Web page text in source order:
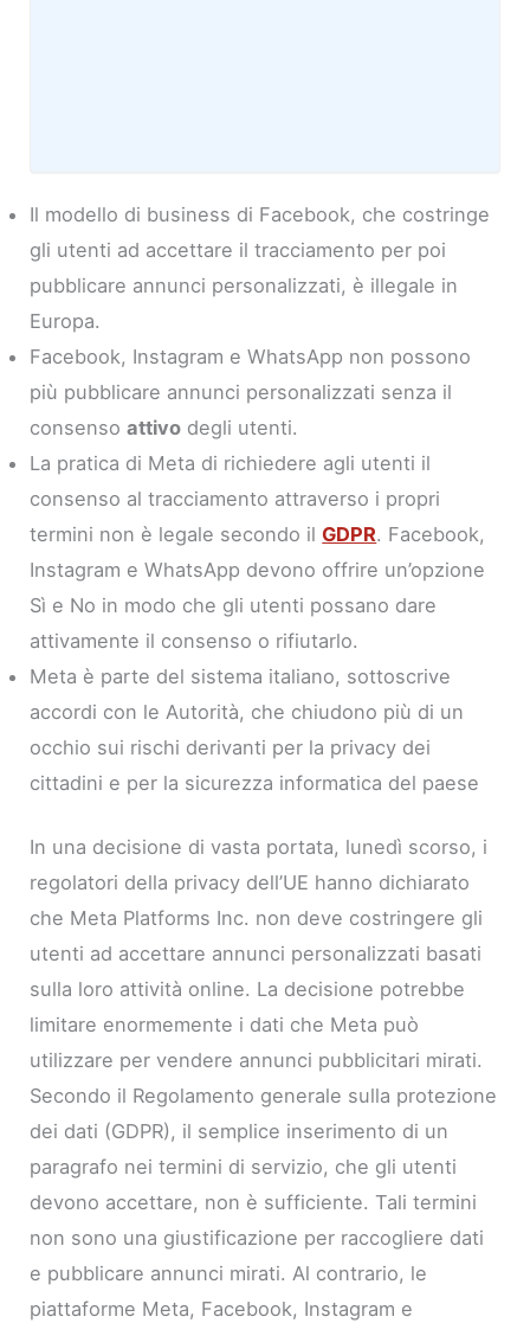
Il modello di business di Facebook, che costringe
gli utenti ad accettare il tracciamento per poi
pubblicare annunci personalizzati, è illegale in
Europa.
Facebook, Instagram e WhatsApp non possono
più pubblicare annunci personalizzati senza il
consensoattivo degli utenti.
La pratica di Meta di richiedere agli utenti il
consenso al tracciamento attraverso i propri
termini non è legale secondo ilGDPR. Facebook,
Instagram e WhatsApp devono offrire un’opzione
Sì e No in modo che gli utenti possano dare
attivamente il consenso o rifiutarlo.
Meta è parte del sistema italiano, sottoscrive
accordi con le Autorità, che chiudono più di un
occhio sui rischi derivanti per la privacy dei
cittadini e per la sicurezza informatica del paese
In una decisione di vasta portata, lunedì scorso, i
regolatori della privacy dell’UE hanno dichiarato
che Meta Platforms Inc. non deve costringere gli
utenti ad accettare annunci personalizzati basati
sulla loro attività online. La decisione potrebbe
limitare enormemente i dati che Meta può
utilizzare per vendere annunci pubblicitari mirati.
Secondo il Regolamento generale sulla protezione
dei dati (GDPR), il semplice inserimento di un
paragrafo nei termini di servizio, che gli utenti
devono accettare, non è sufficiente. Tali termini
non sono una giustificazione per raccogliere dati
e pubblicare annunci mirati. Al contrario, le
piattaforme Meta, Facebook, Instagram e